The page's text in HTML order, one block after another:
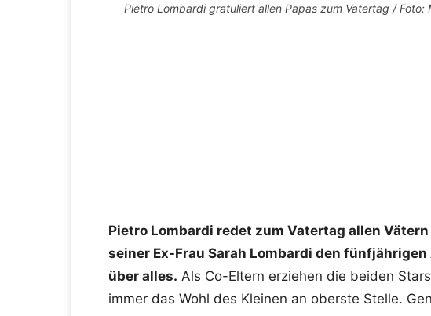
Pietro Lombardi gratuliert allen Papas zum Vatertag /
Pietro Lombardi redet zum Vatertag allen
seiner Ex-Frau Sarah Lombardi den
über alles. Als Co-Eltern erziehen die beiden
immer das Wohl des Kleinen an oberste Stelle.